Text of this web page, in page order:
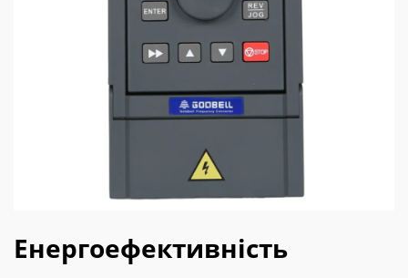
Енергоефективність